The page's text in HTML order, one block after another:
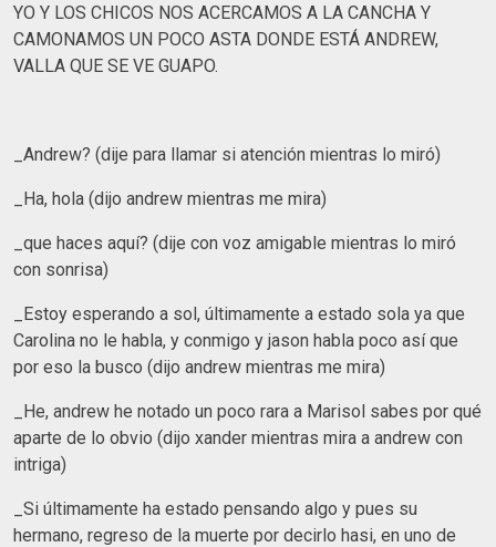
YO Y LOS CHICOS NOS ACERCAMOS A LA CANCHA Y
CAMONAMOS UN POCO ASTA DONDE ESTÁ ANDREW,
VALLA QUE SE VE GUAPO.
_Andrew? (dije para llamar si atención mientras lo miró)
_Ha, hola (dijo andrew mientras me mira)
_que haces aquí? (dije con voz amigable mientras lo miró
con sonrisa)
_Estoy esperando a sol, últimamente a estado sola ya que
Carolina no le habla, y conmigo y jason habla poco así que
por eso la busco (dijo andrew mientras me mira)
_He, andrew he notado un poco rara a Marisol sabes por qué
aparte de lo obvio (dijo xander mientras mira a andrew con
intriga)
_Si últimamente ha estado pensando algo y pues su
hermano, regreso de la muerte por decirlo hasi, en uno de